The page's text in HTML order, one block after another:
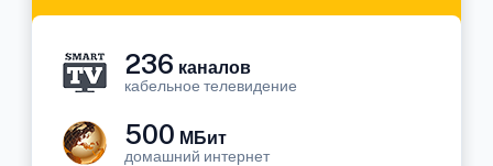
236 каналов
кабельное телевидение
500 МБит
домашний интернет